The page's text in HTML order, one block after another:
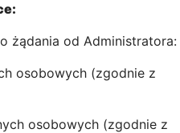
żądania od Administratora:
osobowych (zgodnie z
osobowych (zgodnie z